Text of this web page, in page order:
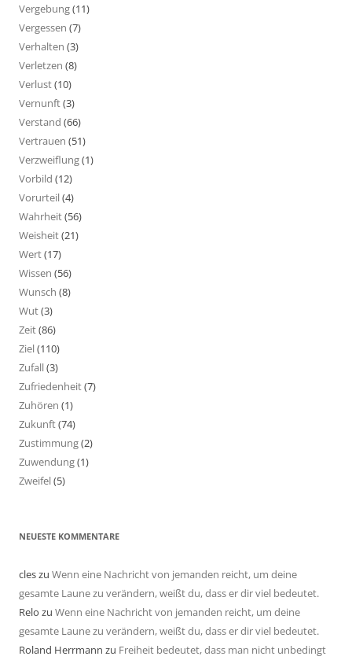
Vergebung(11)
Vergessen (7)
Verhalten (3)
Verletzen (8)
Verlust(10)
Vernunft(3)
Verstand (66)
Vertrauen (51)
Verzweiflung(1)
Vorbild (12)
Vorurteil(4)
Wahrheit(56)
Weisheit(21)
Wert(17)
Wissen (56)
Wunsch (8)
Wut(3)
Zeit(86)
Ziel(110)
Zufall(3)
Zufriedenheit(7)
Zuhören (1)
Zukunft(74)
Zustimmung(2)
Zuwendung(1)
Zweifel(5)
NEUESTE KOMMENTARE
cleszu Wenn eine Nachricht von jemanden reicht, um deine
gesamte Laune zu verändern, weißt du, dass er dir viel bedeutet.
Relo zu Wenn eine Nachricht von jemanden reicht, um deine
gesamte Laune zu verändern, weißt du, dass er dir viel bedeutet.
Roland Herrmann zu Freiheit bedeutet, dass man nicht unbedingt